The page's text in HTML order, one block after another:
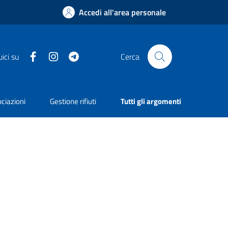
Accedi all'area personale
su Facebook Instagram Cerca
Gestione rifiuti Tutti gli argomenti